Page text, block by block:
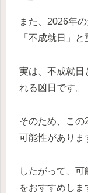
また、2026年
「不成就日」と
実は、不成就日
れる凶日です。
そのため、この
可能性がありま
したがって、
をおすすめしま